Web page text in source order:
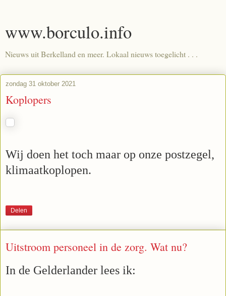
www.borculo.info
Nieuws uit Berkelland en meer. Lokaal nieuws toegelicht . . .
zondag 31 oktober 2021
Koplopers
Wij doen het toch maar op onze postzegel,
klimaatkoplopen.
Delen
Uitstroom personeel in de zorg. Wat nu?
In de Gelderlander lees ik: